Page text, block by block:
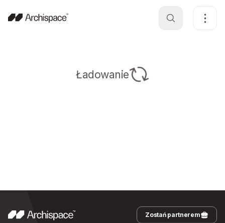
Ładowanie
Zostań partnerem